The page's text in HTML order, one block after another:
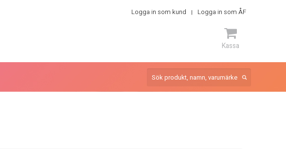
Logga in som kund Logga in som ÅF
Kassa
ARTIKEL